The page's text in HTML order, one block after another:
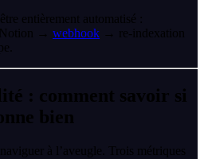
entièrement automatisé :
Notion → webhook → re-indexation
: comment savoir si
bien
à l’aveugle. Trois métriques